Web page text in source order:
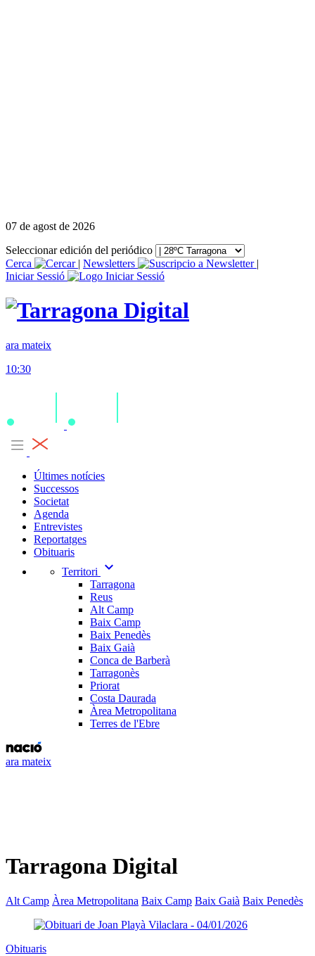
07 de agost de 2026
Seleccionar edición del periódico
Cerca
| Newsletters
|
Iniciar Sessió
ara mateix
10:30
Últimes notícies
Successos
Societat
Agenda
Entrevistes
Reportatges
Obituaris
Territori
expand_more
Tarragona
Reus
Alt Camp
Baix Camp
Baix Penedès
Baix Gaià
Conca de Barberà
Tarragonès
Priorat
Costa Daurada
Àrea Metropolitana
Terres de l'Ebre
ara mateix
Tarragona Digital
Alt Camp Àrea Metropolitana Baix Camp Baix Gaià Baix Penedès
Obituaris